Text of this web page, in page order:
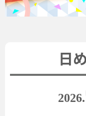
日
2026.